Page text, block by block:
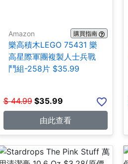
Amazon 購買指南
樂高積木LEGO 75431 樂
高星際軍團複製人士兵戰
鬥組-258片 $35.99
$ 44.99 $35.99
由此查看